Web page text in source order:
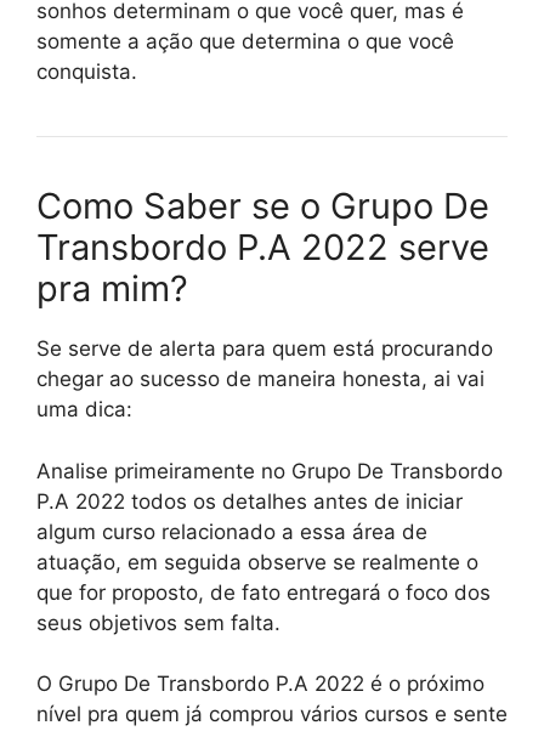
sonhos determinam o que você quer, mas é
somente a ação que determina o que você
conquista.
Como Saber se o Grupo De
Transbordo P.A 2022 serve
pra mim?
Se serve de alerta para quem está procurando
chegar ao sucesso de maneira honesta, ai vai
uma dica:
Analise primeiramente no Grupo De Transbordo
P.A 2022 todos os detalhes antes de iniciar
algum curso relacionado a essa área de
atuação, em seguida observe se realmente o
que for proposto, de fato entregará o foco dos
seus objetivos sem falta.
O Grupo De Transbordo P.A 2022 é o próximo
nível pra quem já comprou vários cursos e sente